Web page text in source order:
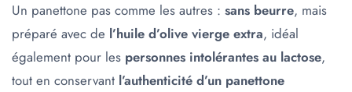
Un panettone pas comme les autres : sans beurre, mais
préparé avec de l’huile d’olive vierge extra, idéal
également pour les personnes intolérantes au lactose,
tout en conservant l’authenticité d’un panettone